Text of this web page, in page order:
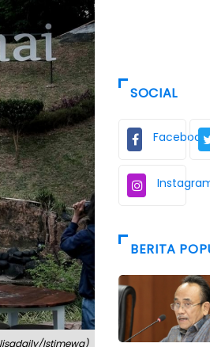
Istimewa)
SOCIAL
Facebook
BERITA